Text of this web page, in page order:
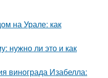
на Урале: как
нужно ли это и как
винограда Изабелла: